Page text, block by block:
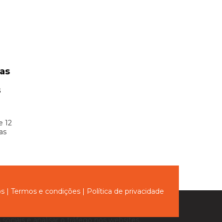
12
| Termos e condições | Política de privacidade
e analisar o tráfego nos websites.